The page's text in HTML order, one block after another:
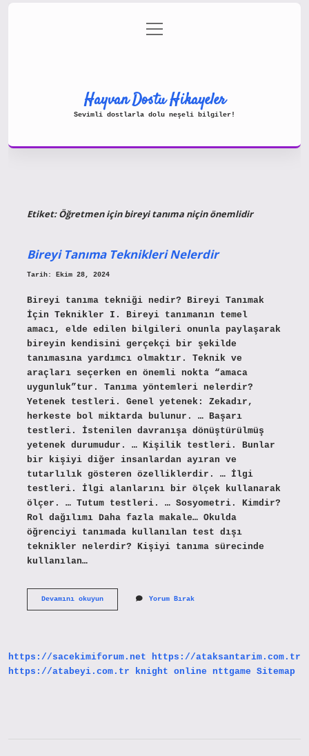
Gizlilik Politikası
menüyü
aç
Hayvan Dostu Hikayeler
Sevimli dostlarla dolu neşeli bilgiler!
Etiket:Öğretmen için bireyi tanıma niçin önemlidir
Bireyi Tanıma Teknikleri Nelerdir
Tarih: Ekim 28, 2024
Bireyi tanıma tekniği nedir? Bireyi Tanımak
İçin Teknikler I. Bireyi tanımanın temel
amacı, elde edilen bilgileri onunla paylaşarak
bireyin kendisini gerçekçi bir şekilde
tanımasına yardımcı olmaktır. Teknik ve
araçları seçerken en önemli nokta “amaca
uygunluk”tur. Tanıma yöntemleri nelerdir?
Yetenek testleri. Genel yetenek: Zekadır,
herkeste bol miktarda bulunur. … Başarı
testleri. İstenilen davranışa dönüştürülmüş
yetenek durumudur. … Kişilik testleri. Bunlar
bir kişiyi diğer insanlardan ayıran ve
tutarlılık gösteren özelliklerdir. … İlgi
testleri. İlgi alanlarını bir ölçek kullanarak
ölçer. … Tutum testleri. … Sosyometri. Kimdir?
Rol dağılımı Daha fazla makale… Okulda
öğrenciyi tanımada kullanılan test dışı
teknikler nelerdir? Kişiyi tanıma sürecinde
kullanılan…
Devamını okuyunBireyi
Yorum Bırak
https://sacekimiforum.net
https://ataksantarim.com.tr
https://atabeyi.com.tr
knight online nttgame Sitemap